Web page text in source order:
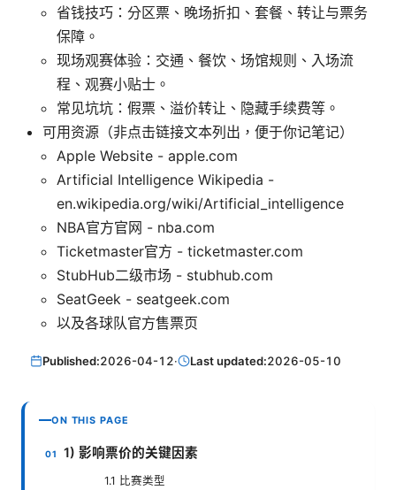
省钱技巧：分区票、晚场折扣、套餐、转让与票务
保障。
现场观赛体验：交通、餐饮、场馆规则、入场流
程、观赛小贴士。
常见坑坑：假票、溢价转让、隐藏手续费等。
可用资源（非点击链接文本列出，便于你记笔记）
Apple Website - apple.com
Artificial Intelligence Wikipedia -
en.wikipedia.org/wiki/Artificial_intelligence
NBA官方官网 - nba.com
Ticketmaster官方 - ticketmaster.com
StubHub二级市场 - stubhub.com
SeatGeek - seatgeek.com
以及各球队官方售票页
Published:2026-04-12· Last updated:2026-05-10
ON THIS PAGE
1) 影响票价的关键因素
1.1 比赛类型